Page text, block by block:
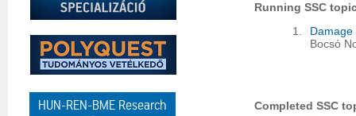
HUN-REN-BME Research
Running SSC
1.
Bocsó
Completed SSC